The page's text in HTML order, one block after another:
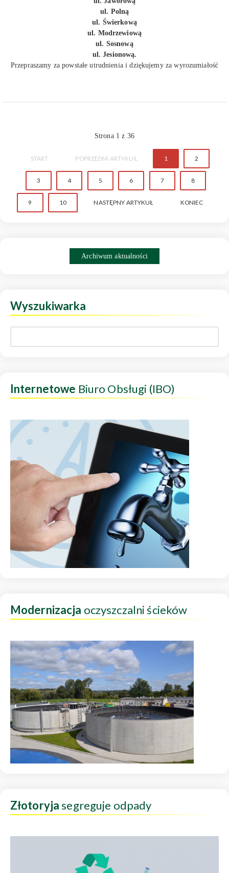
ul. Polną
ul. Świerkową
ul. Modrzewiową
ul. Sosnową
ul. Jesionową.
Przepraszamy za powstałe utrudnienia i dziękujemy za wyrozumiałość
Strona 1 z 36
START POPRZEDNI ARTYKUŁ 1 2
3 4 5 6 7 8
9 10 NASTĘPNY ARTYKUŁ KONIEC
Archiwum aktualności
Wyszukiwarka
Internetowe Biuro Obsługi (IBO)
Modernizacja oczyszczalni ścieków
Złotoryjasegreguje odpady